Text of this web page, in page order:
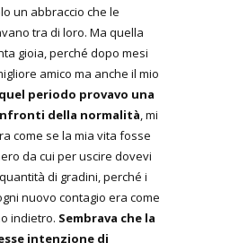
un abbraccio che le
tra di loro. Ma quella
gioia, perché dopo mesi
amico ma anche il mio
periodo provavo una
della normalità , mi
come se la mia vita fosse
da cui per uscire dovevi
di gradini, perché i
nuovo contagio era come
indietro. Sembrava che la
intenzione di